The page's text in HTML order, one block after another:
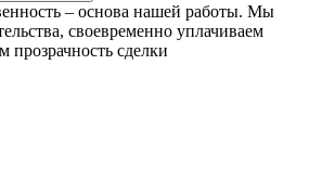
– основа нашей работы. Мы
своевременно уплачиваем
прозрачность сделки